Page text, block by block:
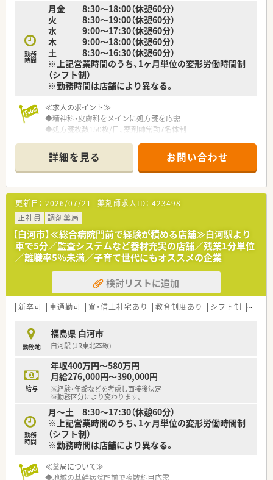
勤務
時間
月金 8:30～18:00（休憩60分）
火 8:30～19:00（休憩60分）
水 9:00～17:30（休憩60分）
木 9:00～18:00（休憩60分）
土 8:30～16:30（休憩60分）
※上記営業時間のうち、1ヶ月単位の変形労働時間制
（シフト制）
※勤務時間は店舗により異なる。
≪求人のポイント≫
◆精神科・皮膚科をメインに処方箋を応需
◆処方箋枚数150枚/日、薬剤師常勤7名体制
≪こんな方にオススメ≫
1．自宅通勤コースもあるため、好きな地域で長く安心して働き
たい方
2．産休育休取得後も復帰してお仕事がしたい方
3．穏やかな社風で患者様に寄り添った対応をしたい人
＼長く働ける環境が整備されています／
◆入社時から有給の付与あり！（※入社時期により日数変動あり）
◆有給休暇の申請は1時間単位より取得OK
◆産休育休後の復帰率は100％
◆残業は1分単位から申請可能
≪企業特徴について≫
・北海道・東北・関東・新潟・東海・関西に200店舗近くの調剤薬局
・調剤薬局の運営のみならず、介護事業・健康食品事業・ジム運営
なども運営。
・全国コース、エリアコースなど、ご自身の状況に応じて選択が可
能です。
・離職率もわずか5%とこの業界では非常に低く幅広い年齢の方
が活躍されています。
・ほぼ全店でピッキングサポートシステムを導入し店舗に合わせ
詳細を見る お問い合わせ
更新日： 2026/07/21 薬剤師求人ID： 423498
正社員
調剤薬局
【白河市】≪総合病院門前で経験が積める店舗≫白河駅より
車で5分／監査システムなど器材充実の店舗／残業1分単位
／離職率5％未満／子育て世代にもオススメの企業
検討リストに追加
新卒可 車通勤可 寮・借上社宅あり 教育制度あり シフト制 ヘル
勤務地
福島県 白河市
白河駅 (JR東北本線)
給与
年収400万円～580万円
月給276,000円～390,000円
※経験・年齢などを考慮し面接後決定
※勤務区分により変わります。
勤務
時間
月〜土 8:30〜17:30（休憩60分）
※上記営業時間のうち、1ヶ月単位の変形労働時間制
（シフト制）
※勤務時間は店舗により異なる。
≪薬局について≫
◆地域の基幹病院門前で複数科目応需